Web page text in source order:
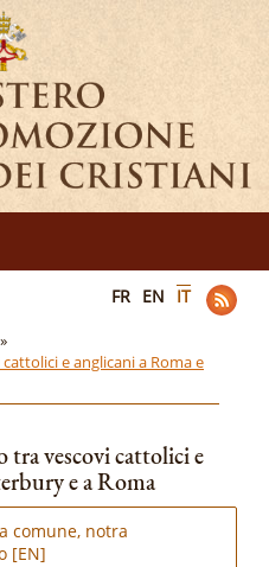
FR EN IT
e anglicani a Roma e
vescovi cattolici e
e a Roma
comune, notra
[EN]